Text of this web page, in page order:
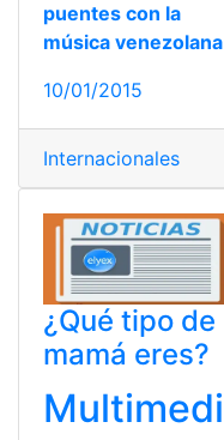
puentes con la
música venezolana
10/01/2015
Internacionales
¿Qué tipo de
mamá eres?
Multimedi